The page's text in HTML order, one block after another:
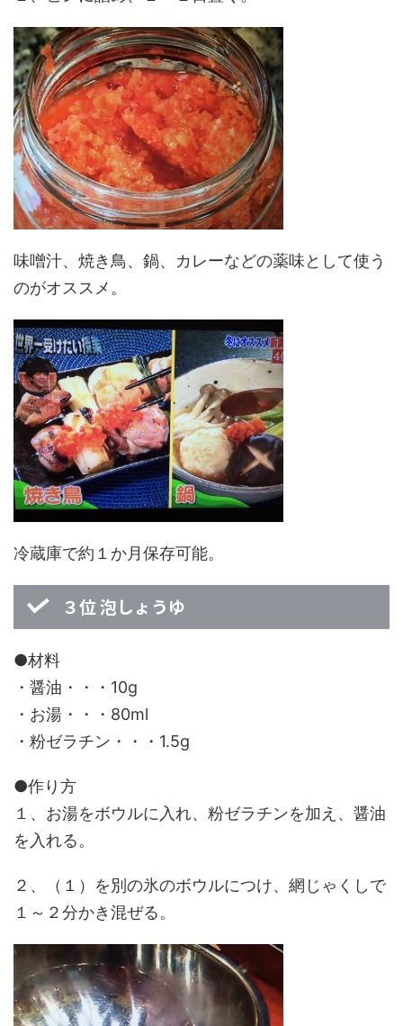
味噌汁、焼き鳥、鍋、カレーなどの薬味として使う
のがオススメ。
冷蔵庫で約１か月保存可能。
３位 泡しょうゆ
●材料
・醤油・・・10g
・お湯・・・80ml
・粉ゼラチン・・・1.5g
●作り方
１、お湯をボウルに入れ、粉ゼラチンを加え、醤油
を入れる。
２、（１）を別の氷のボウルにつけ、網じゃくしで
１～２分かき混ぜる。